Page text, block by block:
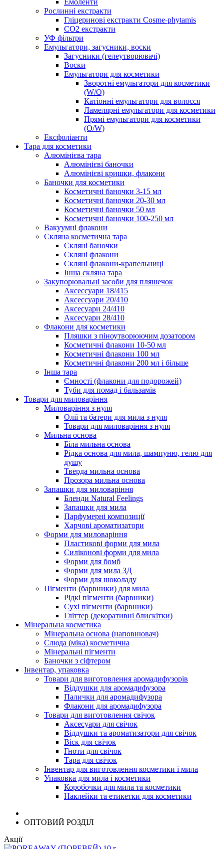
Емоленти
Рослинні екстракти
Гліцеринові екстракти Cosme-phytamis
СО2 екстракти
УФ фільтри
Емульгатори, загусники, воски
Загусники (гелеутворювачі)
Воски
Емульгатори для косметики
Зворотні емульгатори для косметики
(W/O)
Катіонні емульгатори для волосся
Ламелярні емульгатори для косметики
Прямі емульгатори для косметики
(O/W)
Ексфоліанти
Тара для косметики
Алюмінієва тара
Алюмінієві баночки
Алюмінієві кришки, флакони
Баночки для косметики
Косметичні баночки 3-15 мл
Косметичні баночки 20-30 мл
Косметичні баночки 50 мл
Косметичні баночки 100-250 мл
Вакуумні флакони
Скляна косметична тара
Скляні баночки
Скляні флакони
Скляні флакони-крапельниці
Інша скляна тара
Закупорювальні засоби для пляшечок
Аксессуари 18/415
Аксессуари 20/410
Аксесуари 24/410
Аксесуари 28/410
Флакони для косметики
Пляшки з піноутворюючим дозатором
Косметичні флакони 10-50 мл
Косметичні флакони 100 мл
Косметичні флакони 200 мл і більше
Інша тара
Ємності (флакони для подорожей)
Туби для помад і бальзамів
Товари для миловаріння
Миловаріння з нуля
Олії та батери для мила з нуля
Товари для миловаріння з нуля
Мильна основа
Біла мильна основа
Рідка основа для мила, шампуню, гелю для
душу
Тверда мильна основа
Прозора мильна основа
Запашки для миловаріння
Бленди Natural Feelings
Запашки для мила
Парфумерні композиції
Харчові ароматизатори
Форми для миловаріння
Пластикові форми для мила
Силіконові форми для мила
Форми для бомб
Форми для мила 3Д
Форми для шоколаду
Пігменти (барвники) для мила
Рідкі пігменти (барвники)
Сухі пігменти (барвники)
Гліттер (декоративні блискітки)
Мінеральна косметика
Мінеральна основа (наповнювач)
Слюда (міка) косметична
Мінеральні пігменти
Баночки з сіфтером
Інвентар, упаковка
Товари для виготовлення аромадифузорів
Віддушки для аромадифузора
Палички для аромадифузора
Флакони для аромадифузора
Товари для виготовлення свічок
Аксесуари для свічок
Віддушки та ароматизатори для свічок
Віск для свічок
Гноти для свічок
Тара для свічок
Інвентар для виготовлення косметики і мила
Упаковка для мила і косметики
Коробочки для мила та косметики
Наклейки та етикетки для косметики
ОПТОВИЙ РОЗДІЛ
Акції